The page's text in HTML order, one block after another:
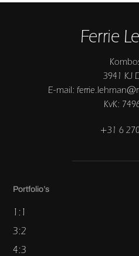
Ferrie
3941 KJ
E-mail:
KvK:
+31 6
Portfolio’s
1:1
3:2
4:3